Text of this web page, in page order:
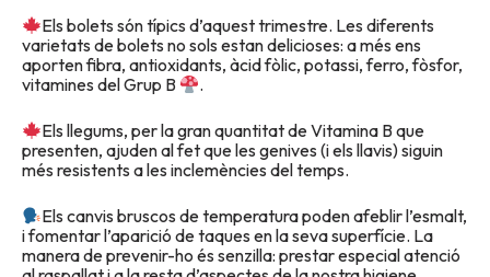
Els bolets són típics d’aquest trimestre. Les diferents
varietats de bolets no sols estan delicioses: a més ens
aporten fibra, antioxidants, àcid fòlic, potassi, ferro, fòsfor,
vitamines del Grup B
.
Els llegums, per la gran quantitat de Vitamina B que
presenten, ajuden al fet que les genives (i els llavis) siguin
més resistents a les inclemències del temps.
Els canvis bruscos de temperatura poden afeblir l’esmalt,
i fomentar l’aparició de taques en la seva superfície. La
manera de prevenir-ho és senzilla: prestar especial atenció